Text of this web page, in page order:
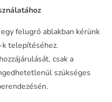
felugró ablakban kérünk
k telepítéséhez.
csak a
szükséges